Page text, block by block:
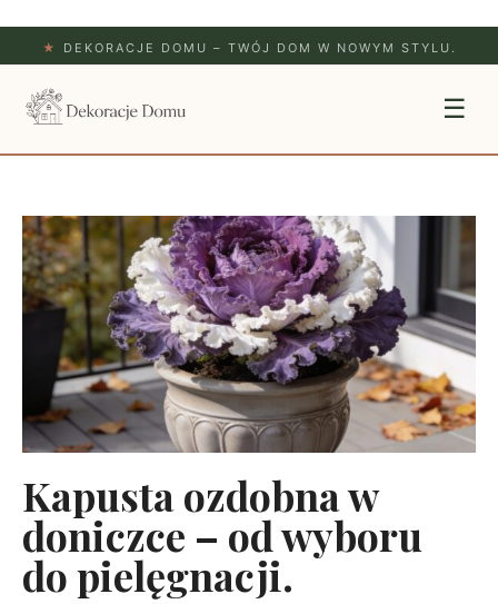
★ DEKORACJE DOMU – TWÓJ DOM W NOWYM STYLU.
☰
Kapusta ozdobna w
doniczce – od wyboru
do pielęgnacji.